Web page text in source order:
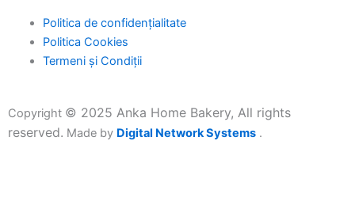
Politica de confidențialitate
Politica Cookies
Termeni și Condiții
Copyright © 2025 Anka Home Bakery, All rights
reserved. Made by Digital Network Systems .